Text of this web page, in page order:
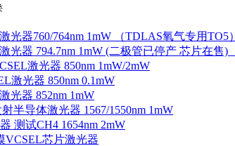
光器760/764nm 1mW （TDLAS氧气专用TO5）
光器 794.7nm 1mW (二极管已停产 芯片在售)
激光器 850nm 1mW/2mW
激光器 850nm 0.1mW
光器 852nm 1mW
半导体激光器 1567/1550nm 1mW
测试CH4 1654nm 2mW
VCSEL芯片激光器